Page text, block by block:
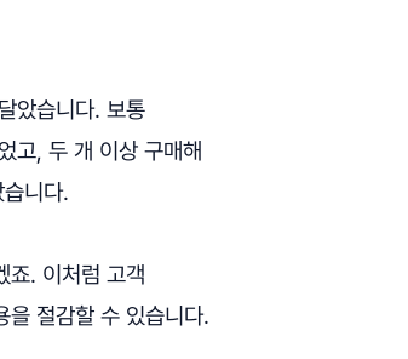
았습니다. 보통
고, 두 개 이상 구매해
니다.
죠. 이처럼 고객
을 절감할 수 있습니다.